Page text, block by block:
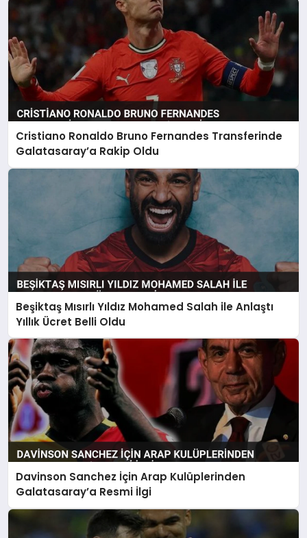
Cristiano Ronaldo Bruno Fernandes Transferinde
Galatasaray’a Rakip Oldu
Beşiktaş Mısırlı Yıldız Mohamed Salah ile Anlaştı
Yıllık Ücret Belli Oldu
Davinson Sanchez İçin Arap Kulüplerinden
Galatasaray’a Resmi İlgi